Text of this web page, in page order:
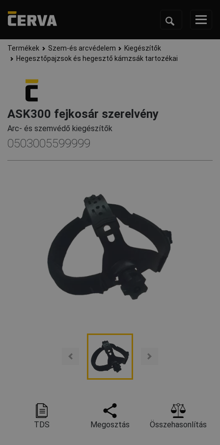
Termékek Szem-és arcvédelem
Kiegészítők
Hegesztőpajzsok és hegesztő kámzsák tartozékai
ASK300 fejkosár szerelvény
Arc- és szemvédő kiegészítők
0503005599999
TDS Megosztás Összehasonlítás